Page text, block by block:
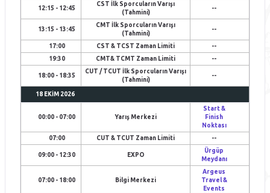
12:15 - 12:45
CST İlk Sporcuların Varışı
(Tahmini)
--
13:15 - 13:45
CMT İlk Sporcuların Varışı
(Tahmini)
--
17:00 CST & TCST Zaman Limiti
--
19:30
CMT& TCMT Zaman Limiti --
18:00 - 18:35
CUT / TCUT İlk Sporcuların Varışı
(Tahmini)
--
18 EKIM 2026
00:00 - 07:00 Yarış Merkezi
Start &
Finish
Noktası
07:00
CUT & TCUT Zaman Limiti --
09:00 - 12:30 EXPO
Ürgüp
Meydanı
07:00 - 18:00 Bilgi Merkezi
Argeus
Travel &
Events